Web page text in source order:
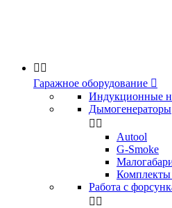
 
Гаражное оборудование 
Индукционные
Дымогенераторы
 
Аutool
G-Smoke
Комплекты
Работа с
 